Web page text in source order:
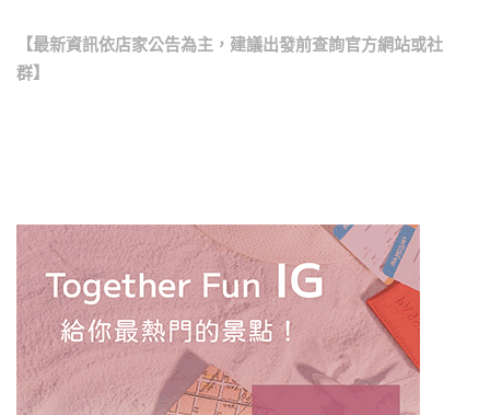
【最新資訊依店家公告為主，建議出發前查詢官方網站或社
群】